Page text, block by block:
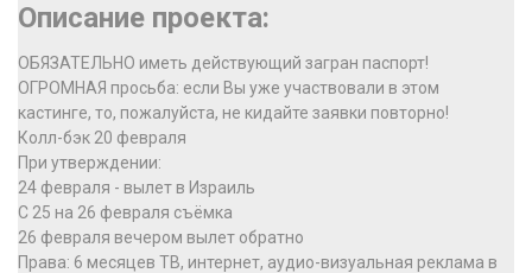
Описание проекта:
ОБЯЗАТЕЛЬНО иметь действующий загран паспорт!
ОГРОМНАЯ просьба: если Вы уже участвовали в этом
кастинге, то, пожалуйста, не кидайте заявки повторно!
Колл-бэк 20 февраля
При утверждении:
24 февраля - вылет в Израиль
С 25 на 26 февраля съёмка
26 февраля вечером вылет обратно
Права: 6 месяцев ТВ, интернет, аудио-визуальная реклама в